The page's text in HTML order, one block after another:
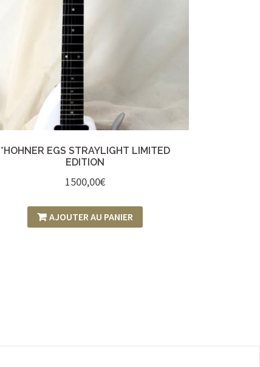
*HOHNER EGS STRAYLIGHT LIMITED
EDITION
1500,00€
AJOUTER AU PANIER